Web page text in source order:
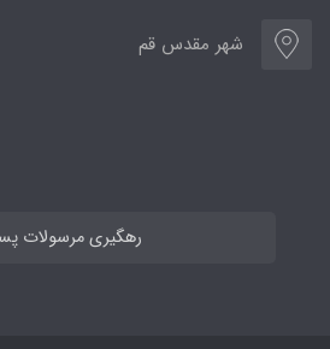
شهر مقدس قم
رهگیری مرسولات